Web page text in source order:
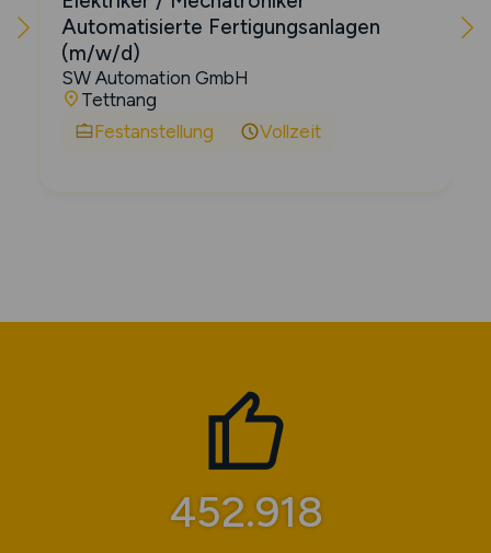
Automatisierte Fertigungsanlagen
(m/w/d)
SW Automation GmbH
Tettnang
Festanstellung
Vollzeit
485.285